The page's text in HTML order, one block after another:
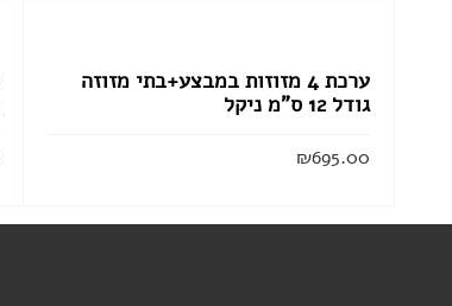
ערכת 4 מזוזות במבצע+בתי מזוזה
גודל 12 ס”מ ניקל
₪695.00